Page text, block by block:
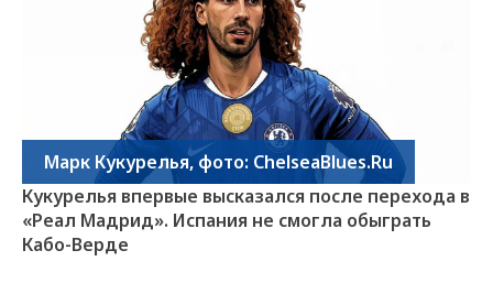
Марк Кукурелья, фото: ChelseaBlues.Ru
Кукурелья впервые высказался после перехода в
«Реал Мадрид». Испания не смогла обыграть
Кабо-Верде